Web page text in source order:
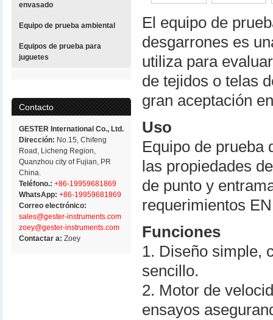
envasado
Equipo de prueba ambiental
Equipos de prueba para
juguetes
Contacto
GESTER International Co., Ltd.
Dirección: No.15, Chifeng
Road, Licheng Region,
Quanzhou city of Fujian, PR
China.
Teléfono.: +86-19959681869
WhatsApp: +86-19959681869
Correo electrónico:
sales@gester-instruments.com
zoey@gester-instruments.com
Contactar a:Zoey
El equipo de
desgarrones es
utiliza para
de tejidos o telas
gran aceptación
Uso
Equipo de prueba
las propiedades
de punto y
requerimientos
Funciones
1. Diseño simple,
sencillo.
2. Motor de
ensayos